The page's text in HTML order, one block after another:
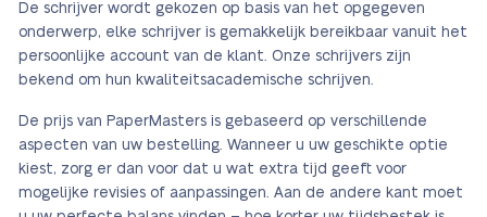
De schrijver wordt gekozen op basis van het opgegeven
onderwerp, elke schrijver is gemakkelijk bereikbaar vanuit het
persoonlijke account van de klant. Onze schrijvers zijn
bekend om hun kwaliteitsacademische schrijven.
De prijs van PaperMasters is gebaseerd op verschillende
aspecten van uw bestelling. Wanneer u uw geschikte optie
kiest, zorg er dan voor dat u wat extra tijd geeft voor
mogelijke revisies of aanpassingen. Aan de andere kant moet